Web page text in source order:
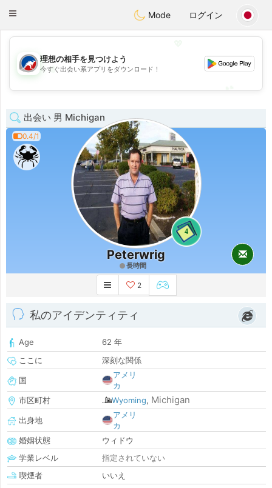
AustraliaChat
Toggle
Mode ログイン
💖
💕
理想の相手を見つけよう
今すぐ出会い系アプリをダウンロード！
出会い 男 Michigan
0.4/1
4
Peterwrig
長時間
2
私のアイデンティティ
Age
62 年
ここに
深刻な関係
国
アメリ
カ
市区町村
Wyoming, Michigan
出身地
アメリ
カ
婚姻状態
ウィドウ
学業レベル
指定されていない
喫煙者
いいえ